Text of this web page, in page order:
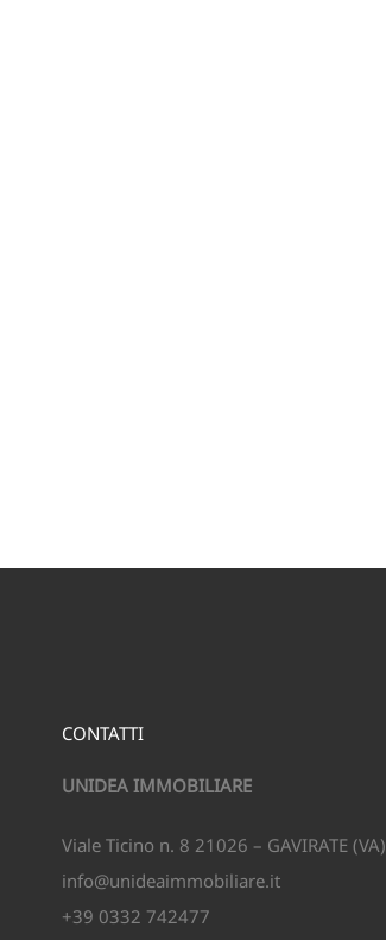
CONTATTI
UNIDEA IMMOBILIARE
Viale Ticino n. 8 21026 – GAVIRATE (VA)
info@unideaimmobiliare.it
+39 0332 742477